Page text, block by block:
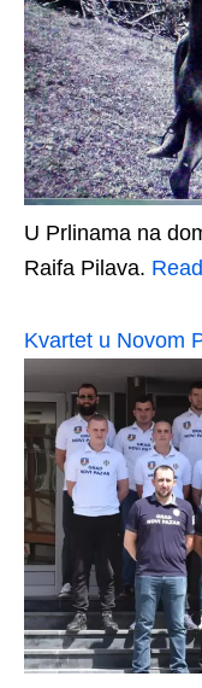
U Prlinama na
Raifa Pilava.
Kvartet u Novom